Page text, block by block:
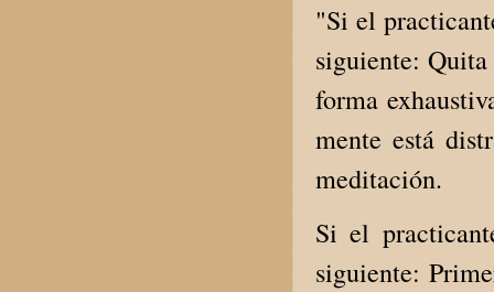
"Si el
siguiente:
forma
mente está
meditación.
Si el
siguiente: